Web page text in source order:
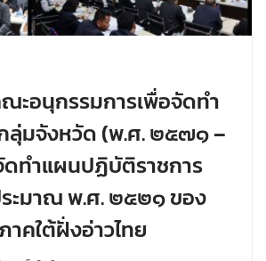
ะอนุกรรมการเพื่อจัดทำ
มจังหวัด (พ.ศ. ๒๕๗๑ –
ทำแผนปฏิบัติราชการ
ะมาณ พ.ศ. ๒๕๒๑ ของ
คใต้ฝั่งอ่าวไทย